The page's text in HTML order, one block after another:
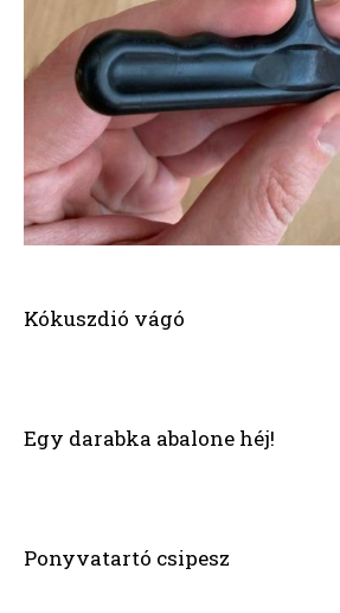
Kókuszdió vágó
Egy darabka abalone héj!
Ponyvatartó csipesz